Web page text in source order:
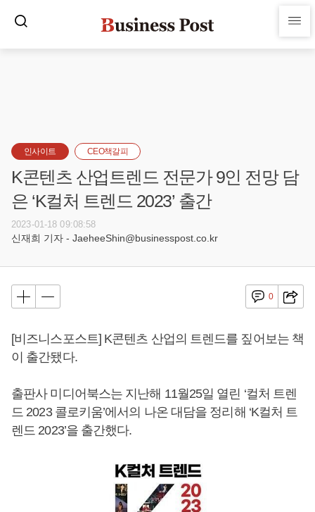
인사이트 CEO책갈피
K콘텐츠 산업트렌드 전문가 9인 전망 담
은 ‘K컬처 트렌드 2023’ 출간
2023-01-18 09:08:58
신재희 기자 - JaeheeShin@businesspost.co.kr
0
[비즈니스포스트] K콘텐츠 산업의 트렌드를 짚어보는 책
이 출간됐다.
출판사 미디어북스는 지난해 11월25일 열린 ‘컬처 트렌
드 2023 콜로키움’에서의 나온 대담을 정리해 ‘K컬처 트
렌드 2023’을 출간했다.